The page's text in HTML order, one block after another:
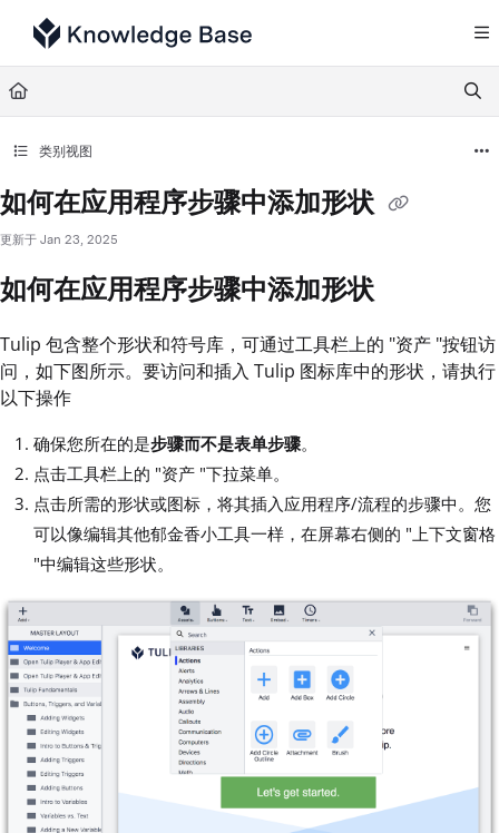
Documentation Index
Fetch the complete documentation index at:
Use this file to discover all available pages before exploring further.
类别视图
如何在应用程序步骤中添加形状
更新于 Jan 23, 2025
如何在应用程序步骤中添加形状
Tulip 包含整个形状和符号库，可通过工具栏上的 "资产 "按钮访
问，如下图所示。要访问和插入 Tulip 图标库中的形状，请执行
以下操作
确保您所在的是步骤而不是表单步骤。
点击工具栏上的 "资产 "下拉菜单。
点击所需的形状或图标，将其插入应用程序/流程的步骤中。您
可以像编辑其他郁金香小工具一样，在屏幕右侧的 "上下文窗格
"中编辑这些形状。